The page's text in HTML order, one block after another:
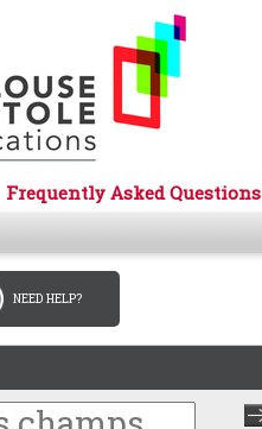
Frequently Asked Questions
NEED HELP?